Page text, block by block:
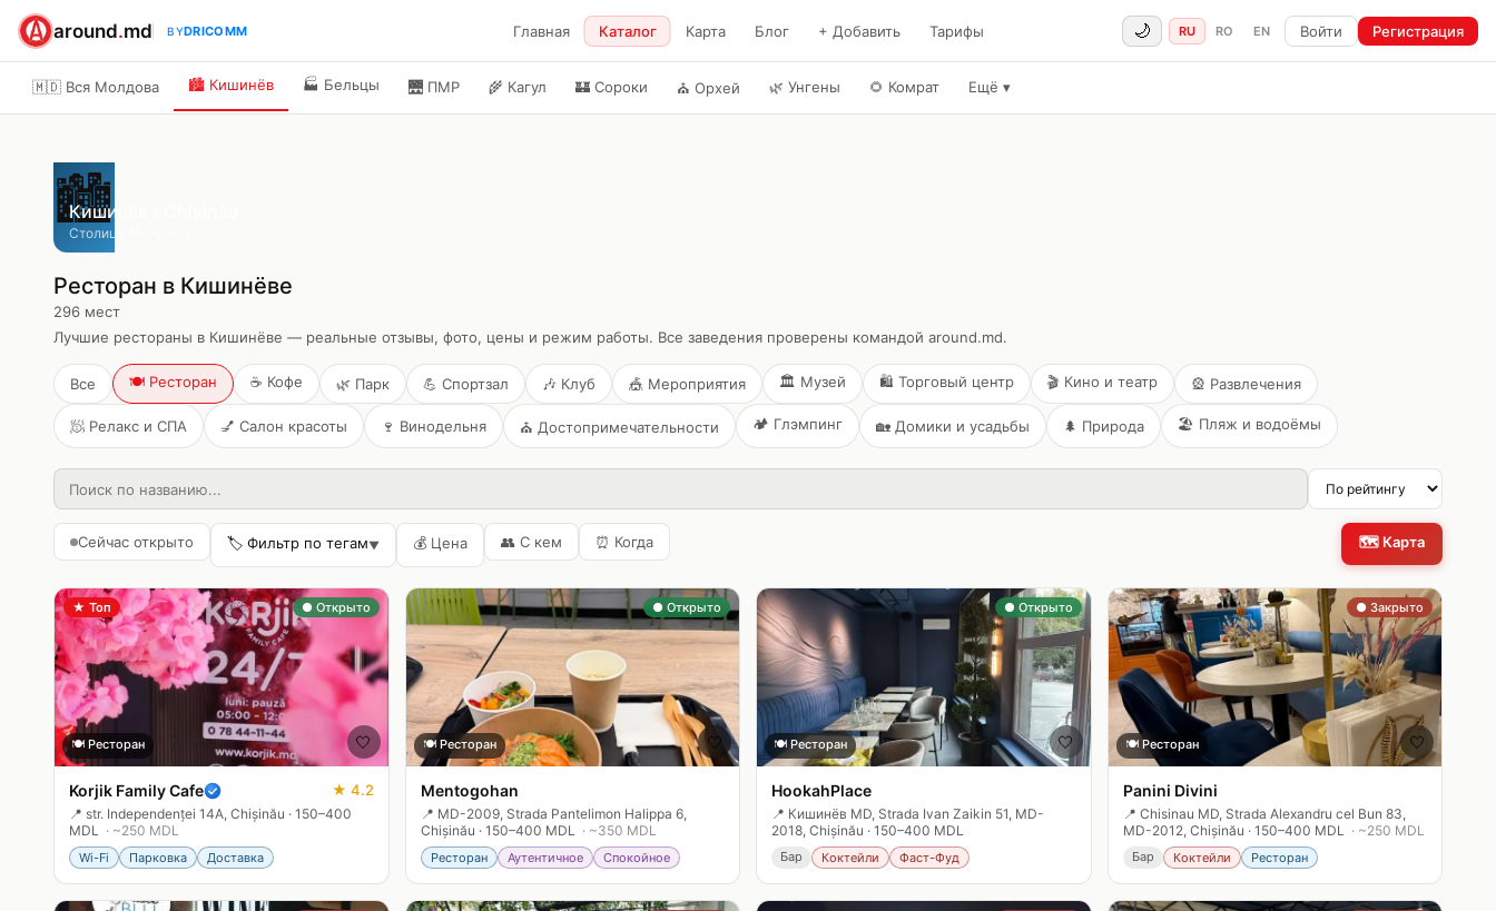
around.md BYDRICOMM Главная Каталог Карта Блог + Добавить Тарифы 🌙 RU RO EN Войти Регистрация
🇲🇩 Вся Молдова 🏙️ Кишинёв 🏭 Бельцы 🌉 ПМР 🌾 Кагул 🏰 Сороки ⛪ Орхей 🌿 Унгены 🌻 Комрат Ещё ▾
🏙️
Кишинёв / Chișinău
Столица Молдовы
Ресторан в Кишинёве
296 мест
Лучшие рестораны в Кишинёве — реальные отзывы, фото, цены и режим работы. Все заведения проверены командой around.md.
Все 🍽️ Ресторан ☕ Кофе 🌿 Парк 💪 Спортзал 🎶 Клуб 🎪 Мероприятия 🏛️ Музей 🛍️ Торговый центр 🎬 Кино и театр 🎡 Развлечения
🧖 Релакс и СПА 💅 Салон красоты 🍷 Винодельня ⛪ Достопримечательности 🏕️ Глэмпинг 🏡 Домики и усадьбы 🌲 Природа 🏖️ Пляж и водоёмы
Сейчас открыто 🏷️ Фильтр по тегам▼ 💰 Цена 👥 С кем ⏰ Когда 🗺️ Карта
★ Топ ● Открыто
🍽️ Ресторан 🤍
Korjik Family Cafe ★ 4.2
📍 str. Independenței 14A, Chișinău · 150–400
MDL · ~250 MDL
Wi-Fi Парковка Доставка
● Открыто
🍽️ Ресторан 🤍
Mentogohan
📍 MD-2009, Strada Pantelimon Halippa 6,
Chișinău · 150–400 MDL · ~350 MDL
Ресторан Аутентичное Спокойное
● Открыто
🍽️ Ресторан 🤍
HookahPlace
📍 Кишинёв MD, Strada Ivan Zaikin 51, MD-
2018, Chișinău · 150–400 MDL
Бар Коктейли Фаст-Фуд
● Закрыто
🍽️ Ресторан 🤍
Panini Divini
📍 Chisinau MD, Strada Alexandru cel Bun 83,
MD-2012, Chișinău · 150–400 MDL · ~250 MDL
Бар Коктейли Ресторан